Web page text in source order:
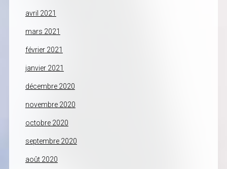
avril 2021
mars 2021
février 2021
janvier 2021
décembre 2020
novembre 2020
octobre 2020
septembre 2020
août 2020